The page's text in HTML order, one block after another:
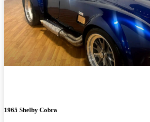
1965 Shelby Cobra